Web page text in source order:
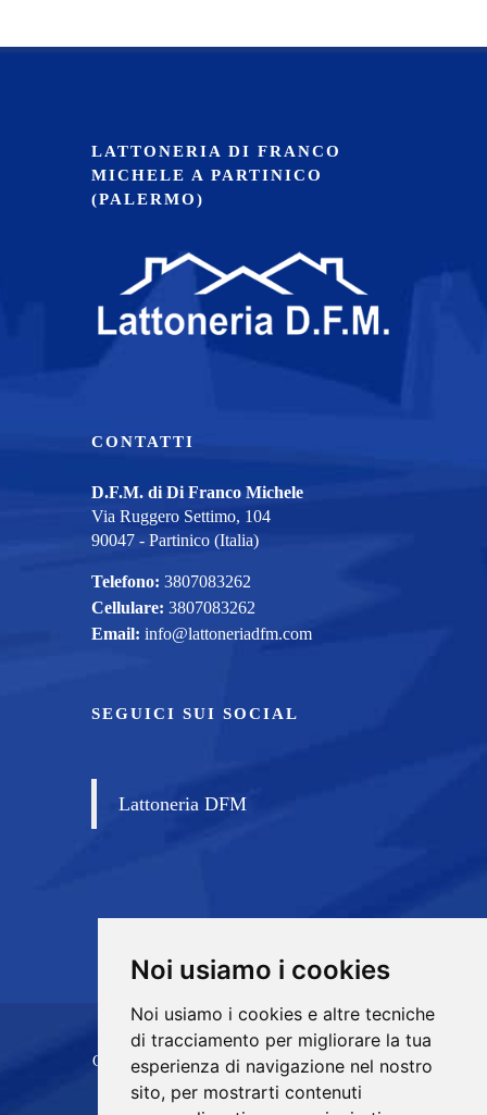
Noi usiamo i cookies
Noi usiamo i cookies e altre tecniche
di tracciamento per migliorare la tua
esperienza di navigazione nel nostro
sito, per mostrarti contenuti
LATTONERIA DI FRANCO
MICHELE A PARTINICO
(PALERMO)
CONTATTI
D.F.M. di Di Franco Michele
Via Ruggero Settimo, 104
90047 - Partinico (Italia)
Telefono: 3807083262
Cellulare: 3807083262
Email: info@lattoneriadfm.com
SEGUICI SUI SOCIAL
Lattoneria DFM
Copyrights © 2026 D.F.M. di Di Franco Michele
Tutti i diritti riservati.